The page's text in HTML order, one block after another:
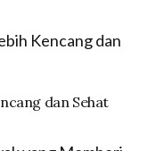
dan Sehat